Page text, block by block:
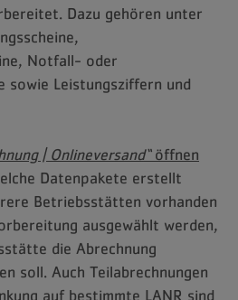
Dazu gehören unter
Notfall- oder
sowie Leistungsziffern und
| Onlineversand“öffnen
Datenpakete erstellt
Betriebsstätten vorhanden
ausgewählt werden,
die Abrechnung
soll. Auch Teilabrechnungen
auf bestimmte LANR sind